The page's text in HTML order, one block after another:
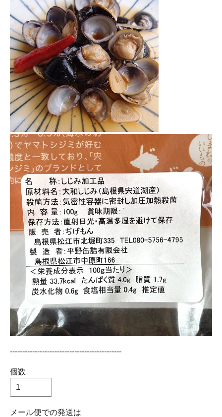
---------------------------------------------
個数
メール便での発送は